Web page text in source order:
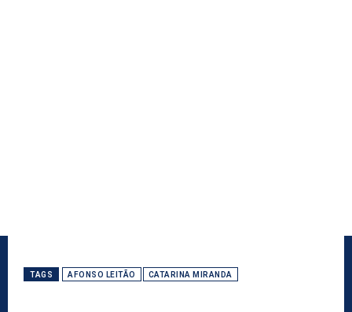
TAGS AFONSO LEITÃO CATARINA MIRANDA